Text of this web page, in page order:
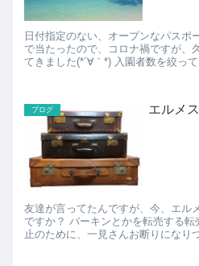
日付指定のない、オープンなパスポ
で当たったので、コロナ禍ですが、
てきました(*´∀｀*) 入園者数を絞っているだけあって、かなり空い
ブログ エルメ
友達が言ってたんですが、今、エル
ですか？ バーキンとかを転売する転売ヤーが多いそうで、転売防
止のために、一見さんお断りになり